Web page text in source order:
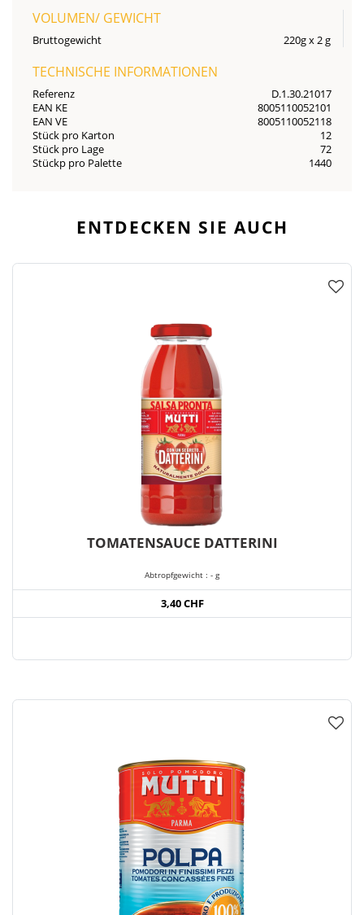
VOLUMEN/ GEWICHT
Bruttogewicht 220g x 2 g
TECHNISCHE INFORMATIONEN
Referenz
D.1.30.21017
EAN KE
8005110052101
EAN VE
8005110052118
Stück pro Karton
12
Stück pro Lage
72
Stückp pro Palette
1440
ENTDECKEN SIE AUCH
TOMATENSAUCE DATTERINI
Abtropfgewicht : - g
3,40 CHF